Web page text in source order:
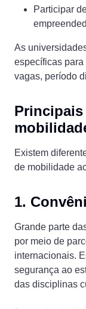
Participar
As
específicas
vagas, período
Principais
Existem
de mobilidade
1.
Grande parte
por meio de
internacionais.
segurança ao
das disciplinas